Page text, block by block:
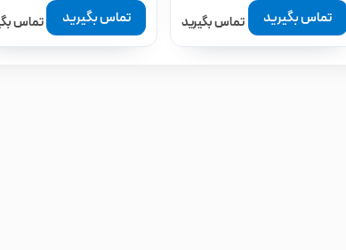
تماس بگیرید تماس بگیرید تماس تماس بگیرید